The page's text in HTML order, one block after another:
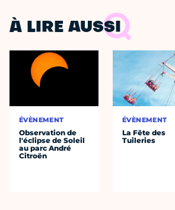
À LIRE AUSSI
ÉVÈNEMENT
Observation de
l'éclipse de Soleil
au parc André
Citroën
ÉVÈNEMENT
La Fête des
Tuileries